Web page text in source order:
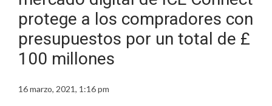
protege a los compradores con
presupuestos por un total de £
100 millones
16 marzo, 2021, 1:16 pm